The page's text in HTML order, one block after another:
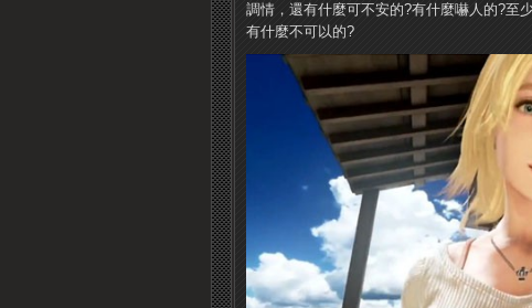
調情，還有什麼可不安的?有什麼嚇人的?至
有什麼不可以的?